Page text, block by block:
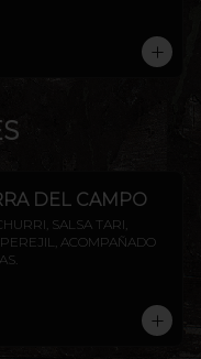
DEL CAMPO
SALSA TARI,
ACOMPAÑADO